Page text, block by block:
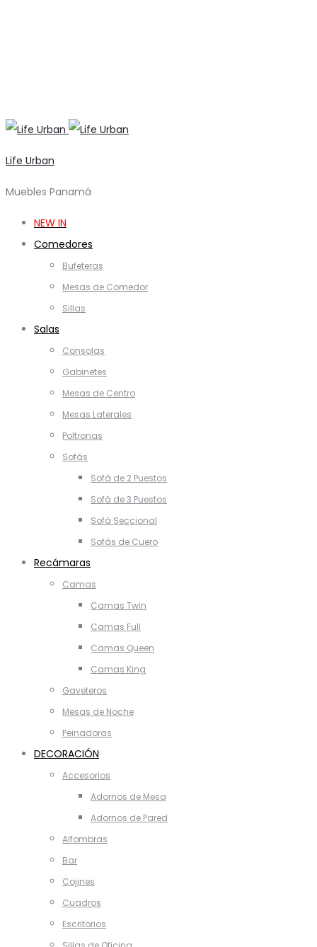
Life Urban
Muebles Panamá
NEW IN
Comedores
Bufeteras
Mesas de Comedor
Sillas
Salas
Consolas
Gabinetes
Mesas de Centro
Mesas Laterales
Poltronas
Sofás
Sofá de 2 Puestos
Sofá de 3 Puestos
Sofá Seccional
Sofás de Cuero
Recámaras
Camas
Camas Twin
Camas Full
Camas Queen
Camas King
Gaveteros
Mesas de Noche
Peinadoras
DECORACIÓN
Accesorios
Adornos de Mesa
Adornos de Pared
Alfombras
Bar
Cojines
Cuadros
Escritorios